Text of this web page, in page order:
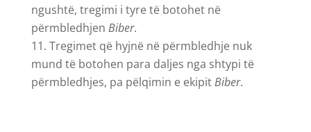
ngushtë, tregimi i tyre të botohet në
përmbledhjen Biber.
Tregimet që hyjnë në përmbledhje nuk
mund të botohen para daljes nga shtypi të
përmbledhjes, pa pëlqimin e ekipitBiber.